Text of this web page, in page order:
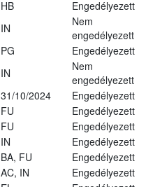
HB
Engedélyezett
IN
Nem
engedélyezett
PG
Engedélyezett
IN
Nem
engedélyezett
31/10/2024
Engedélyezett
FU
Engedélyezett
FU
Engedélyezett
IN
Engedélyezett
BA, FU
Engedélyezett
AC, IN
Engedélyezett